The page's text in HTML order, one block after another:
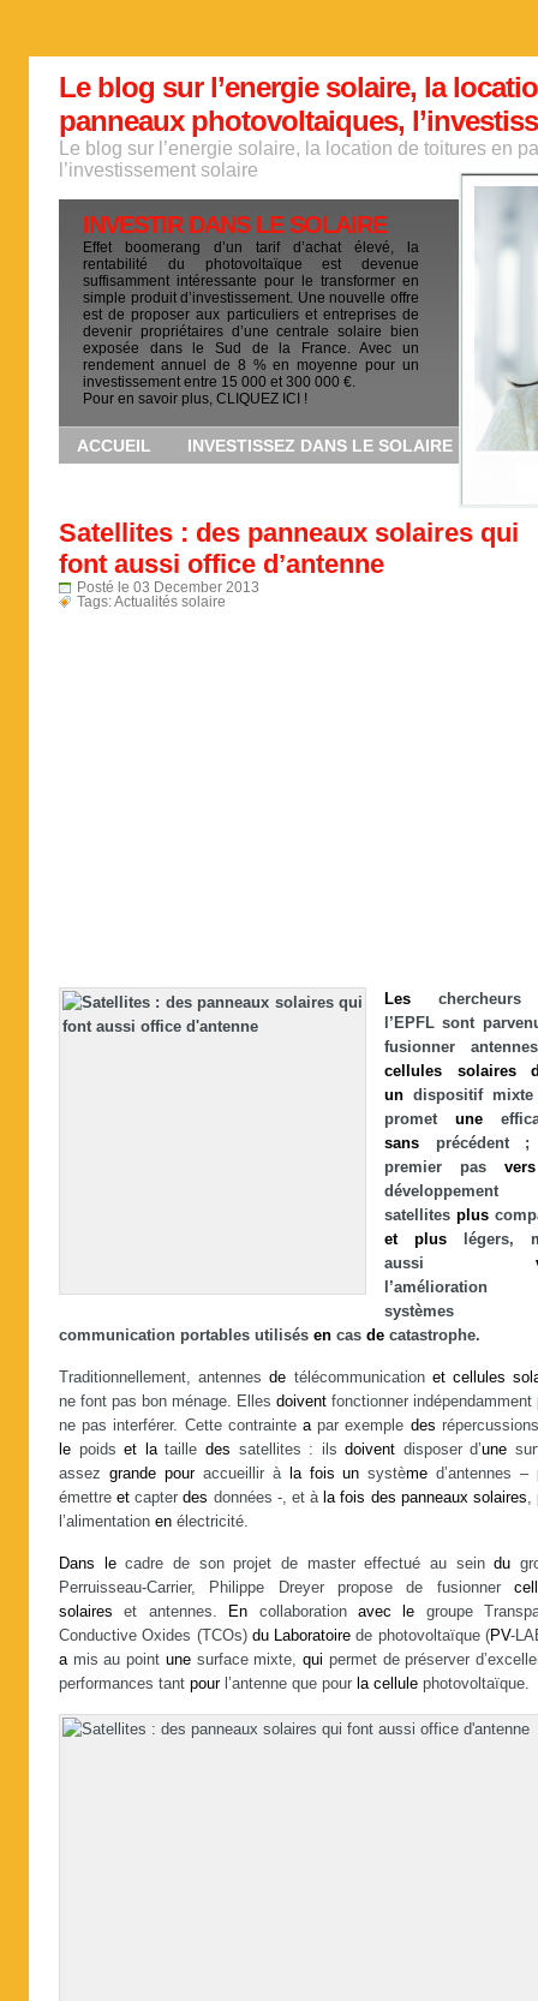
Le blog sur l’energie solaire, la
panneaux photovoltaiques,
Le blog sur l’energie solaire, la location de toitures en
l’investissement solaire
INVESTIR DANS LE SOLAIRE
Effet boomerang d’un tarif d’achat élevé, la
rentabilité du photovoltaïque est devenue
suffisamment intéressante pour le transformer en
simple produit d’investissement. Une nouvelle offre
est de proposer aux particuliers et entreprises de
devenir propriétaires d’une centrale solaire bien
exposée dans le Sud de la France. Avec un
rendement annuel de 8 % en moyenne pour un
investissement entre 15 000 et 300 000 €.
Pour en savoir plus, CLIQUEZ ICI !
ACCUEIL INVESTISSEZ DANS LE SOLAIRE
Satellites : des panneaux solaires qui
font aussi office d’antenne
Posté le 03 December 2013
Tags:Actualités solaire
Les
l’EPFL sont
fusionner
cellules
solaires
un dispositif
promet une
sans précédent
premier pas vers
satellites plus
et
plus légers,
aussi
communication portables utilisés en cas de catastrophe.
Traditionnellement, antennesde télécommunication et cellules
ne font pas bon ménage. Elles doivent fonctionner indépendamment
ne pas interférer. Cette contrainte apar exemple des
le poidset lataille des satellites : ilsdoivent disposer d’une
assez grande pouraccueillir à la fois un système d’antennes –
émettreet capterdes données -, et à la fois des panneaux solaires,
l’alimentation en électricité.
Dans lecadre de son projet de master effectué au seindu
Perruisseau-Carrier, Philippe Dreyer propose de fusionner
solaires et antennes. En collaboration avec le groupe
Conductive Oxides (TCOs) du Laboratoire de photovoltaïque (PV-
amis au point unesurface mixte,qui permet de préserver
performances tant pourl’antenne que pour la cellule photovoltaïque.